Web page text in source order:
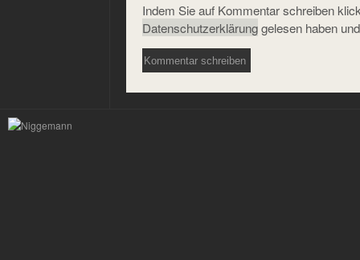
Indem Sie auf Kommentar schreiben
Datenschutzerklärunggelesen haben